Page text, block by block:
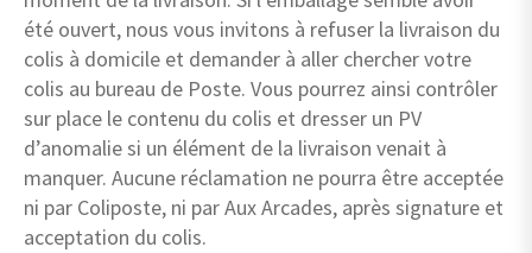
été ouvert, nous vous invitons à refuser la livraison du
colis à domicile et demander à aller chercher votre
colis au bureau de Poste. Vous pourrez ainsi contrôler
sur place le contenu du colis et dresser un PV
d’anomalie si un élément de la livraison venait à
manquer. Aucune réclamation ne pourra être acceptée
ni par Coliposte, ni par Aux Arcades, après signature et
acceptation du colis.